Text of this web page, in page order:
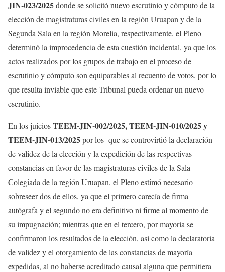
JIN-023/2025donde se solicitó nuevo escrutinio y cómputo de la
elección de magistraturas civiles en la región Uruapan y de la
Segunda Sala en la región Morelia, respectivamente, el Pleno
determinó la improcedencia de esta cuestión incidental, ya que los
actos realizados por los grupos de trabajo en el proceso de
escrutinio y cómputo son equiparables al recuento de votos, por lo
que resulta inviable que este Tribunal pueda ordenar un nuevo
escrutinio.
En los juiciosTEEM-JIN-002/2025, TEEM-JIN-010/2025 y
TEEM-JIN-013/2025por los que se controvirtió la declaración
de validez de la elección y la expedición de las respectivas
constancias en favor de las magistraturas civiles de la Sala
Colegiada de la región Uruapan, el Pleno estimó necesario
sobreseer dos de ellos, ya que el primero carecía de firma
autógrafa y el segundo no era definitivo ni firme al momento de
su impugnación; mientras que en el tercero, por mayoría se
confirmaron los resultados de la elección, así como la declaratoria
de validez y el otorgamiento de las constancias de mayoría
expedidas, al no haberse acreditado causal alguna que permitiera